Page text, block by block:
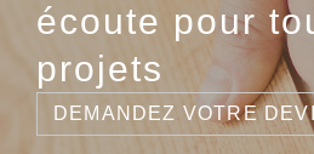
écoute pour
projets
DEMANDEZ VOTRE